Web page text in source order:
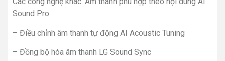
Các công nghệ khác: Âm thanh phù hợp theo nội dung AI
Sound Pro
– Điều chỉnh âm thanh tự động AI Acoustic Tuning
– Đồng bộ hóa âm thanh LG Sound Sync